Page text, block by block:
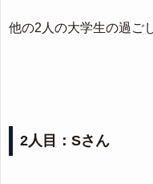
他の2人の大学生の過ご
2人目：Sさん